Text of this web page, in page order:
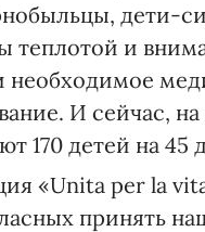
дети-
теплотой и
необходимое
И сейчас, на
170 детей на 45
«Unita per la
принять